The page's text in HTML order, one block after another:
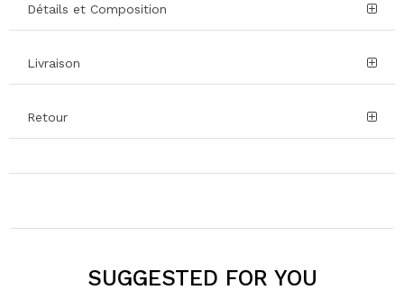
Détails et Composition
Livraison
Retour
SUGGESTED FOR YOU